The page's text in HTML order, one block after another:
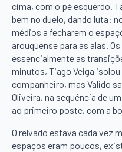
cima, com o pé esquerdo.
bem no duelo, dando luta:
médios a fecharem o
arouquense para as alas.
essencialmente as
minutos, Tiago Veiga
companheiro, mas Valido
Oliveira, na sequência de
ao primeiro poste, com a
O relvado estava cada vez
espaços eram poucos,